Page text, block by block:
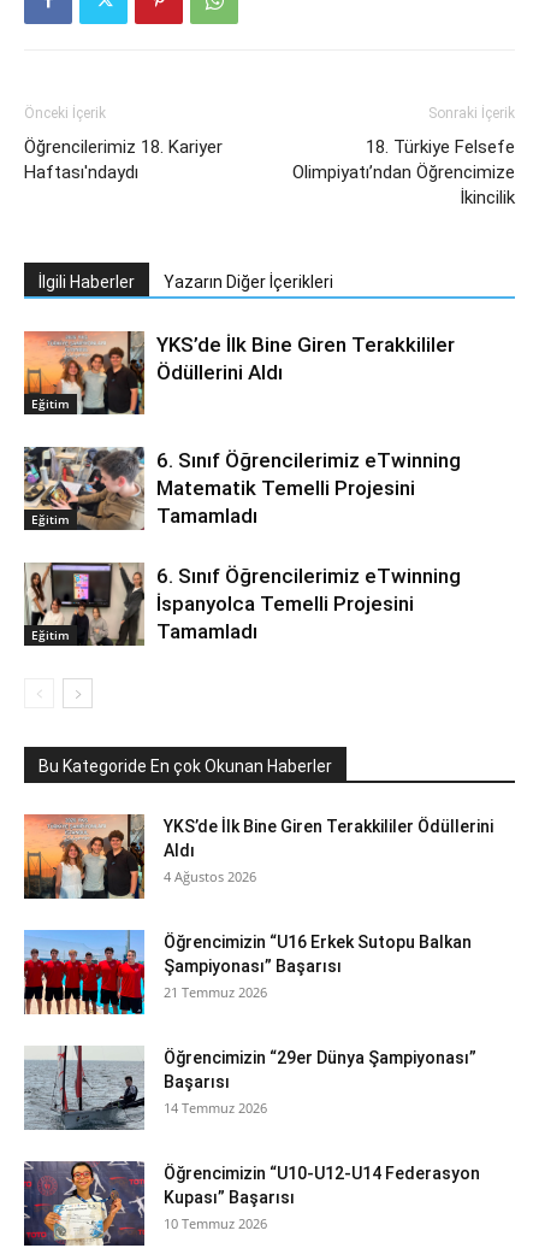
Önceki İçerik
Öğrencilerimiz 18. Kariyer
Haftası'ndaydı
Sonraki İçerik
18. Türkiye Felsefe
Olimpiyatı’ndan Öğrencimize
İkincilik
İlgili Haberler Yazarın Diğer İçerikleri
Eğitim
YKS’de İlk Bine Giren Terakkililer
Ödüllerini Aldı
Eğitim
6. Sınıf Öğrencilerimiz eTwinning
Matematik Temelli Projesini
Tamamladı
Eğitim
6. Sınıf Öğrencilerimiz eTwinning
İspanyolca Temelli Projesini
Tamamladı
Bu Kategoride En çok Okunan Haberler
YKS’de İlk Bine Giren Terakkililer Ödüllerini
Aldı
4 Ağustos 2026
Öğrencimizin “U16 Erkek Sutopu Balkan
Şampiyonası” Başarısı
21 Temmuz 2026
Öğrencimizin “29er Dünya Şampiyonası”
Başarısı
14 Temmuz 2026
Öğrencimizin “U10-U12-U14 Federasyon
Kupası” Başarısı
10 Temmuz 2026